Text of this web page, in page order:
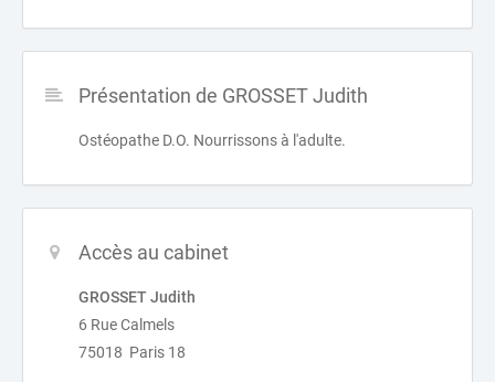
Présentation de GROSSET Judith
Ostéopathe D.O. Nourrissons à l'adulte.
Accès au cabinet
GROSSET Judith
6 Rue Calmels
75018 Paris 18